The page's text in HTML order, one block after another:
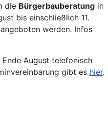
die Bürgerbauberatung in
bis einschließlich 11.
werden. Infos
Ende August telefonisch
gibt es hier.